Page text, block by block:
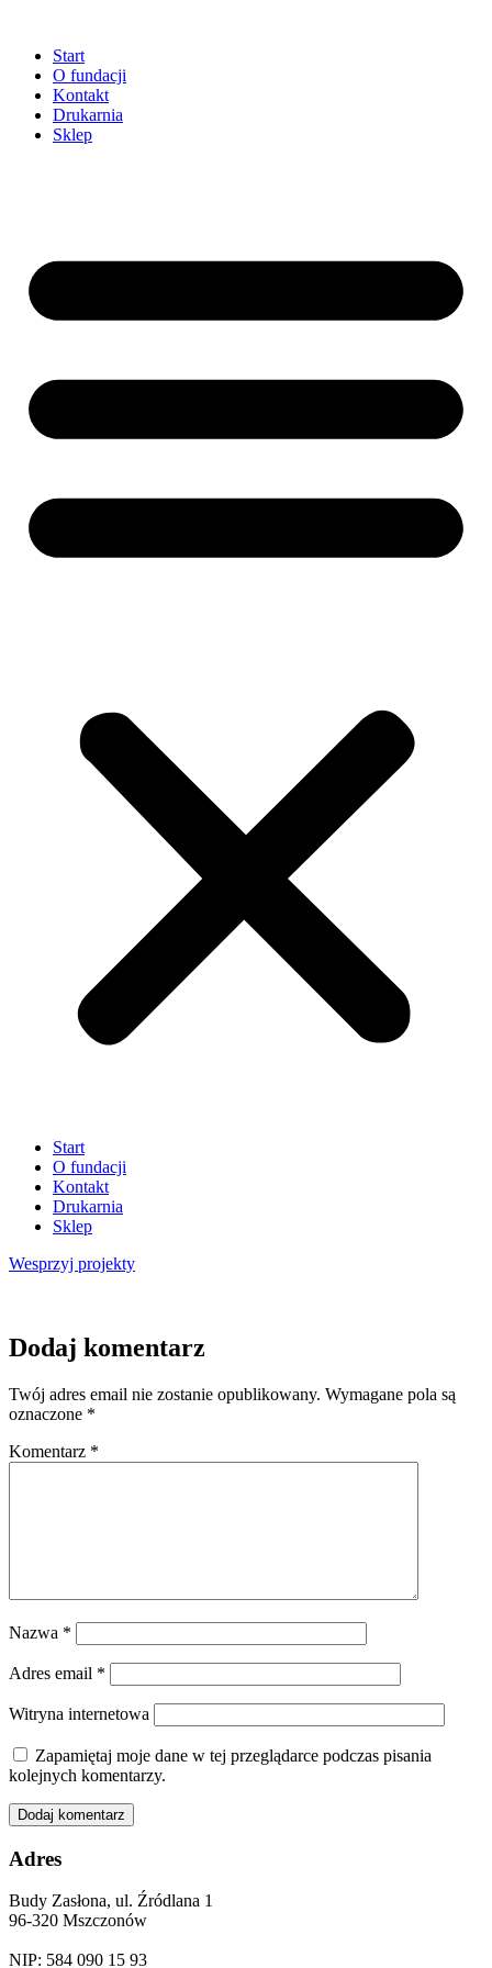
treści
Start
O fundacji
Kontakt
Drukarnia
Sklep
Start
O fundacji
Kontakt
Drukarnia
Sklep
Wesprzyj projekty
Dodaj komentarz
Twój adres email nie zostanie opublikowany. Wymagane pola są
oznaczone *
Komentarz *
Nazwa *
Adres email *
Witryna internetowa
Zapamiętaj moje dane w tej przeglądarce podczas pisania
kolejnych komentarzy.
Adres
Budy Zasłona, ul. Źródlana 1
96-320 Mszczonów
NIP: 584 090 15 93